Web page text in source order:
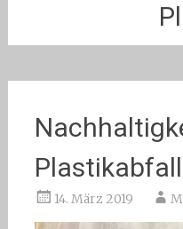
14. März 2019